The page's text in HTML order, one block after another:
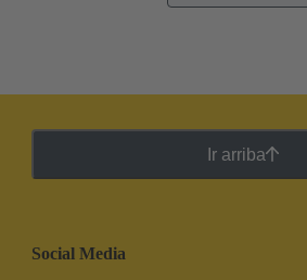
Ir arriba
Social Media